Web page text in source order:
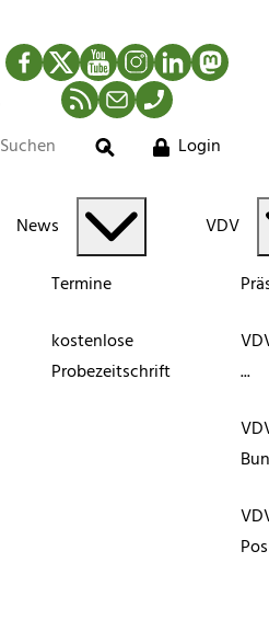
Facebook
TwitterYouTubeInstagram
LinkedIn
RSS-Newsfeed
MailTelefon
Suche
Login
News
Termine
kostenlose
Probezeitschrift
VDV
...